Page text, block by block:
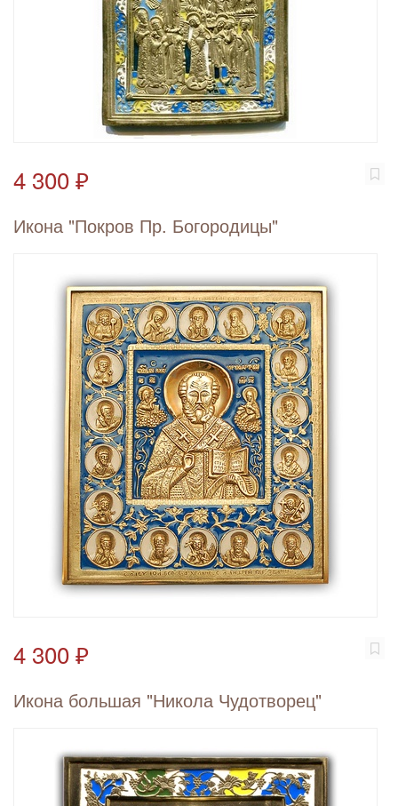
4 300 ₽
Икона "Покров Пр. Богородицы"
4 300 ₽
Икона большая "Никола Чудотворец"